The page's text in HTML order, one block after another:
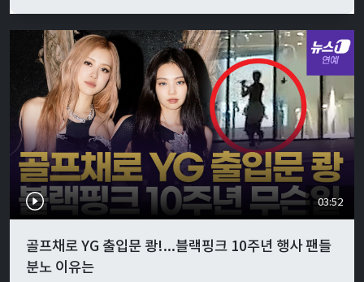
03:52
골프채로 YG 출입문 쾅!...블랙핑크 10주년 행사 팬들
분노 이유는